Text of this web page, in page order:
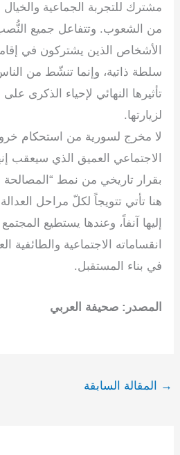
مشترك للتجربة الجماعية
من الشعوب. وتتفاعل جميع النُّصب
الأشخاص الذين يشتركون في
سلطة ذاتية، وإنما تنشّط من
تأثيرها النهائي لإحياء الذكرى
لزيارتها.
لا مخرج لسورية من استحكام
الاجتماعي العميق الذي سيعقب
بقرار تاريخي من نمط “المصالحة
هنا تأتي تتويجاً لكلّ مراحل العدالة
إليها آنفاً، وعندها يستطيع
انقساماته الاجتماعية والطائفية
في بناء المستقبل.
المصدر: صحيفة العربي
→ المقالة السابقة